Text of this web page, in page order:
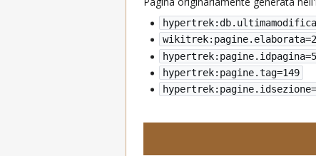
wikitrek:pagine.elaborata=
hypertrek:pagine.tag=149